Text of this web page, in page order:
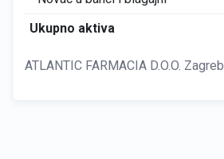
Ukupno aktiva
ATLANTIC FARMACIA D.O.O. Zagreb